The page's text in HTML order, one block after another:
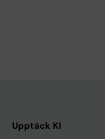
Upptäck KI